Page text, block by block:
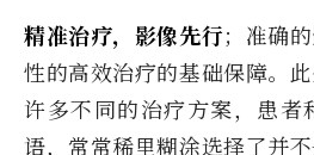
精准治疗，影像先行；准确
性的高效治疗的基础保障。
许多不同的治疗方案，患者
语，常常稀里糊涂选择了并不